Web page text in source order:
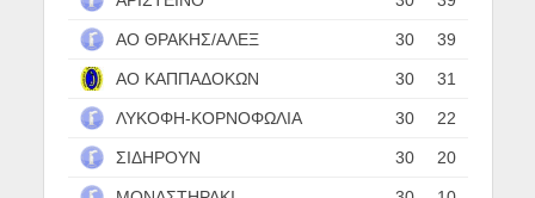
ΑΟ ΘΡΑΚΗΣ/ΑΛΕΞ 30 39
ΑΟ ΚΑΠΠΑΔΟΚΩΝ 30 31
ΛΥΚΟΦΗ-ΚΟΡΝΟΦΩΛΙΑ 30 22
ΣΙΔΗΡΟΥΝ 30 20